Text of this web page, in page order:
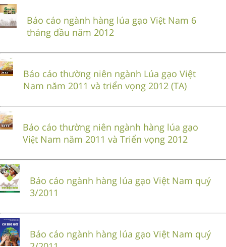
Báo cáo ngành hàng lúa gạo Việt Nam 6
tháng đầu năm 2012
Báo cáo thường niên ngành Lúa gạo Việt
Nam năm 2011 và triển vọng 2012 (TA)
Báo cáo thường niên ngành hàng lúa gạo
Việt Nam năm 2011 và Triển vọng 2012
Báo cáo ngành hàng lúa gạo Việt Nam quý
3/2011
Báo cáo ngành hàng lúa gạo Việt Nam quý